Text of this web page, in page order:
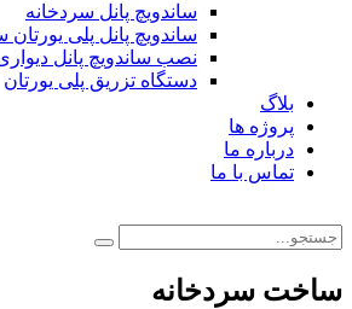
ساندویچ پانل سردخانه
ساندویچ پانل پلی
نصب ساندویچ پانل
دستگاه تزریق پلی یورتان
بلاگ
پروژه ها
درباره ما
تماس با ما
ساخت سردخانه